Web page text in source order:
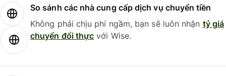
So sánh các nhà cung cấp dịch vụ chuyển tiền
Không phải chịu phí ngầm, bạn sẽ luôn nhận tỷ giá
chuyển đổi thực với Wise.